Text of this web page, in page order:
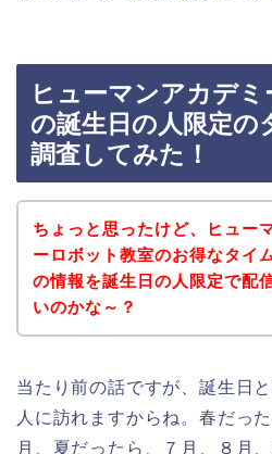
ヒューマンアカデ
の誕生日の人限定の
調査してみた！
ちょっと思ったけど、ヒュー
ーロボット教室のお得なタイ
の情報を誕生日の人限定で配
いのかな～？
当たり前の話ですが、誕生日
人に訪れますからね。春だっ
月、夏だったら、７月、８月